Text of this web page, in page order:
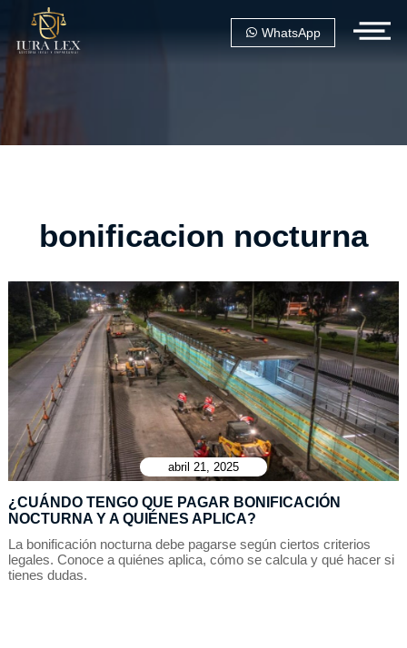
WhatsApp
bonificacion nocturna
abril 21, 2025
¿CUÁNDO TENGO QUE PAGAR BONIFICACIÓN
NOCTURNA Y A QUIÉNES APLICA?
La bonificación nocturna debe pagarse según ciertos criterios
legales. Conoce a quiénes aplica, cómo se calcula y qué hacer si
tienes dudas.